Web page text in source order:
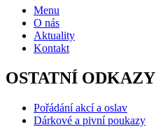
Menu
O nás
Aktuality
Kontakt
OSTATNÍ ODKAZY
Pořádání akcí a oslav
Dárkové a pivní poukazy